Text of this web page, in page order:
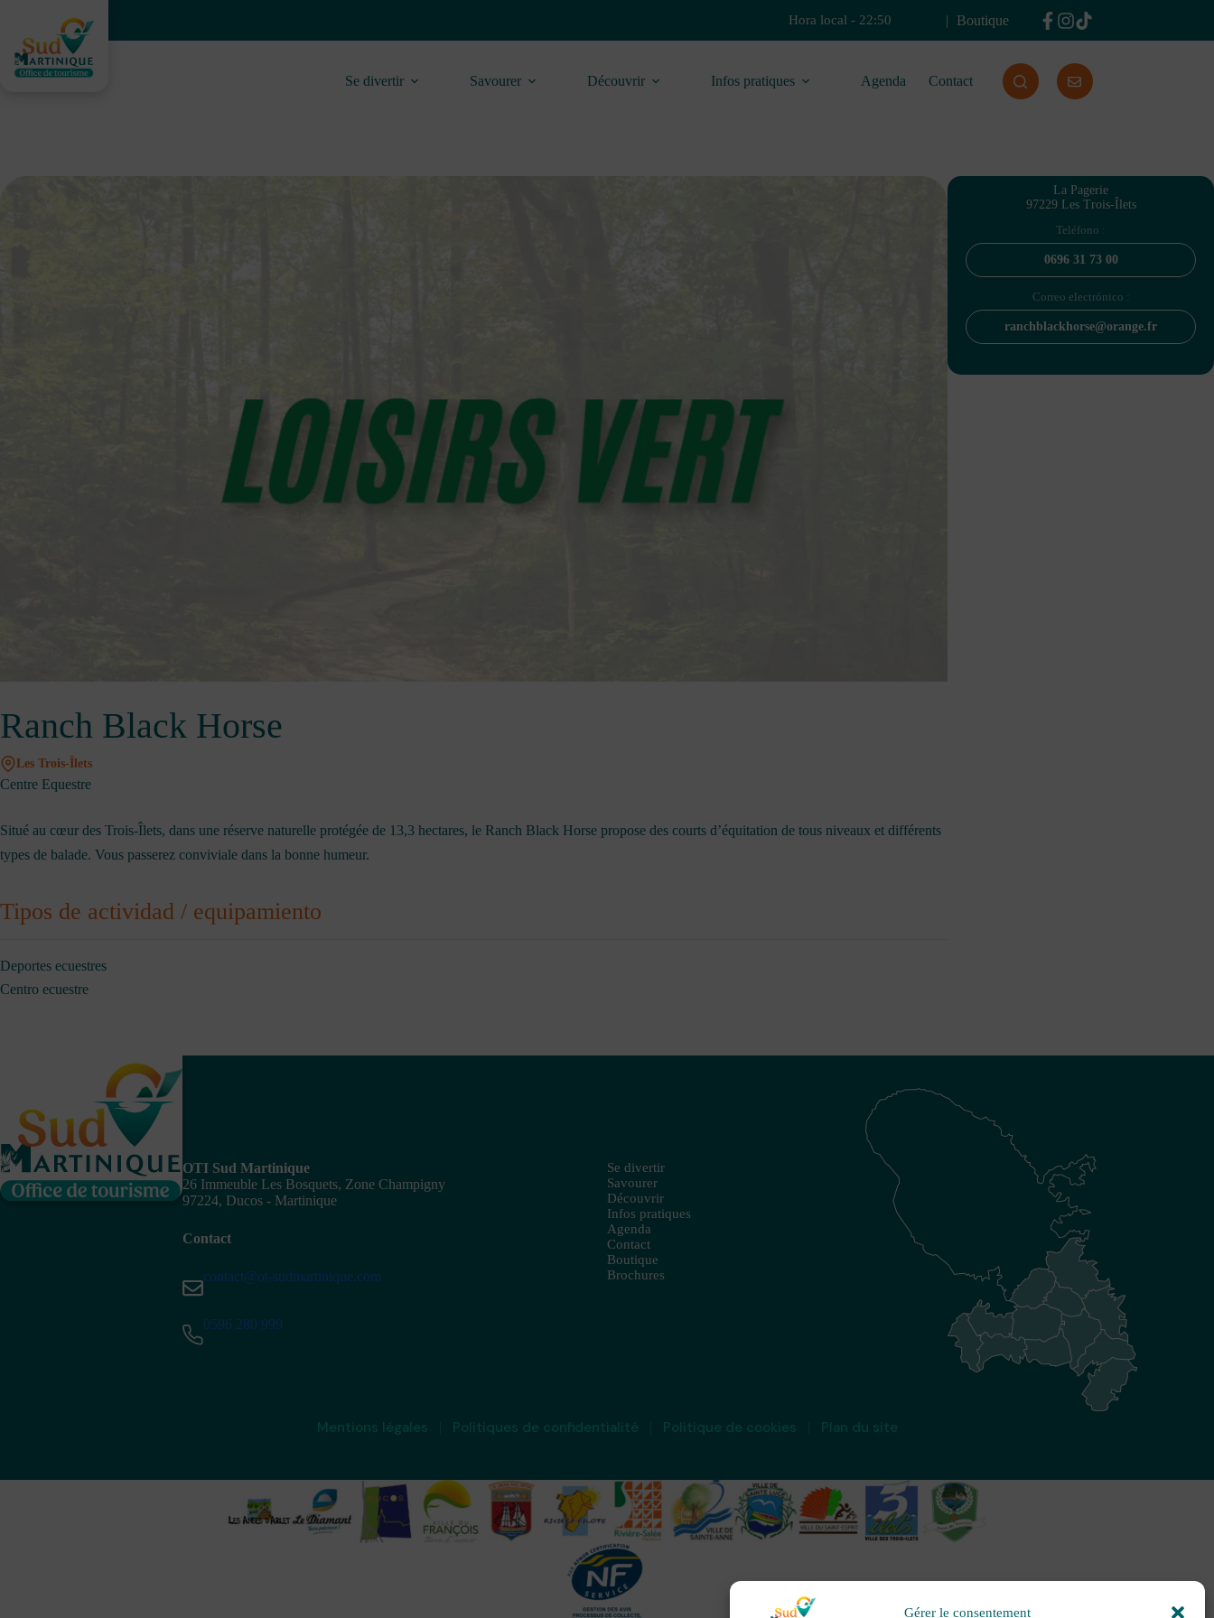
Gérer le consentement
contenido
Hora local - 22:50 Boutique
Se divertir Savourer Découvrir Infos pratiques Agenda Contact
Ranch Black Horse
Les Trois-Îlets
Centre Equestre
Situé au cœur des Trois-Îlets, dans une réserve naturelle protégée de 13,3 hectares, le Ranch Black Horse propose des courts d’équitation de tous niveaux et différents
types de balade. Vous passerez conviviale dans la bonne humeur.
Tipos de actividad / equipamiento
Deportes ecuestres
Centro ecuestre
La Pagerie
97229 Les Trois-Îlets
Teléfono :
0696 31 73 00
Correo electrónico :
ranchblackhorse@orange.fr
OTI Sud Martinique
26 Immeuble Les Bosquets, Zone Champigny
97224, Ducos - Martinique
Contact
contact@ot-sudmartinique.com
0596 280 999
Se divertir
Savourer
Découvrir
Infos pratiques
Agenda
Contact
Boutique
Brochures
Mentions légales Politiques de confidentialité Politique de cookies Plan du site